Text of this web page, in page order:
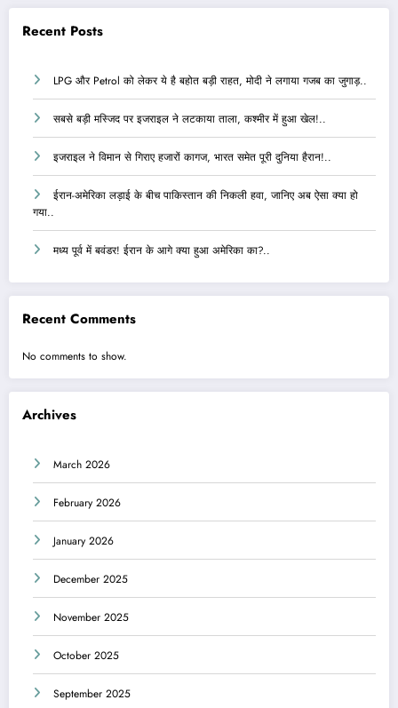
Recent Posts
LPG और Petrol को लेकर ये है बहोत बड़ी राहत, मोदी ने लगाया गजब का जुगाड़..
सबसे बड़ी मस्जिद पर इजराइल ने लटकाया ताला, कश्मीर में हुआ खेल!..
इजराइल ने विमान से गिराए हजारों कागज, भारत समेत पूरी दुनिया हैरान!..
ईरान-अमेरिका लड़ाई के बीच पाकिस्तान की निकली हवा, जानिए अब ऐसा क्या हो
गया..
मध्य पूर्व में बवंडर! ईरान के आगे क्या हुआ अमेरिका का?..
Recent Comments
No comments to show.
Archives
March 2026
February 2026
January 2026
December 2025
November 2025
October 2025
September 2025